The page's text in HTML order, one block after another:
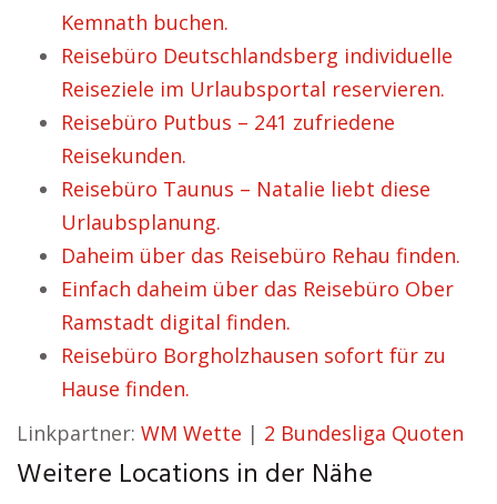
Kemnath buchen.
Reisebüro Deutschlandsberg individuelle
Reiseziele im Urlaubsportal reservieren.
Reisebüro Putbus – 241 zufriedene
Reisekunden.
Reisebüro Taunus – Natalie liebt diese
Urlaubsplanung.
Daheim über das Reisebüro Rehau finden.
Einfach daheim über das Reisebüro Ober
Ramstadt digital finden.
Reisebüro Borgholzhausen sofort für zu
Hause finden.
Linkpartner: WM Wette | 2 Bundesliga Quoten
Weitere Locations in der Nähe